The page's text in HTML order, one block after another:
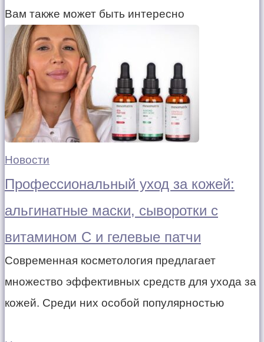
Вам также может быть интересно
Новости
Профессиональный уход за кожей:
альгинатные маски, сыворотки с
витамином С и гелевые патчи
Современная косметология предлагает
множество эффективных средств для ухода за
кожей. Среди них особой популярностью